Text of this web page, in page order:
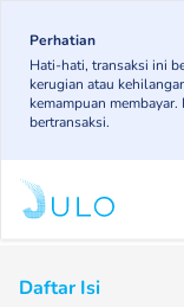
main
content
Perhatian
Hati-hati, transaksi ini
kerugian atau
kemampuan
bertransaksi.
Main
Daftar Isi